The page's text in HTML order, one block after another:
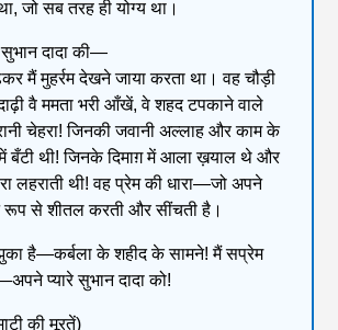
जो सब तरह ही योग्य था।
दादा की—
मैं मुहर्रम देखने जाया करता था। वह चौड़ी
वै ममता भरी आँखें, वे शहद टपकाने वाले
चेहरा! जिनकी जवानी अल्लाह और काम के
में बँटी थी! जिनके दिमाग़ में आला ख़याल थे और
लहराती थी! वह प्रेम की धारा—जो अपने
रूप से शीतल करती और सींचती है।
है—कर्बला के शहीद के सामने! मैं सप्रेम
प्यारे सुभान दादा को!
की मूरतें)